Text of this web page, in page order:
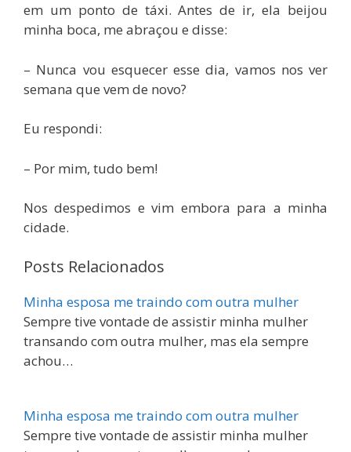
em um ponto de táxi. Antes de ir, ela beijou
minha boca, me abraçou e disse:
– Nunca vou esquecer esse dia, vamos nos ver
semana que vem de novo?
Eu respondi:
– Por mim, tudo bem!
Nos despedimos e vim embora para a minha
cidade.
Posts Relacionados
Minha esposa me traindo com outra mulher
Sempre tive vontade de assistir minha mulher
transando com outra mulher, mas ela sempre
achou…
Minha esposa me traindo com outra mulher
Sempre tive vontade de assistir minha mulher